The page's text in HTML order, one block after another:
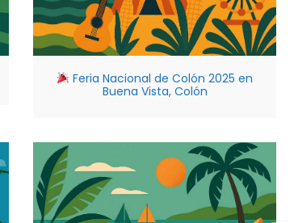
Feria Nacional de Colón 2025 en
Buena Vista, Colón